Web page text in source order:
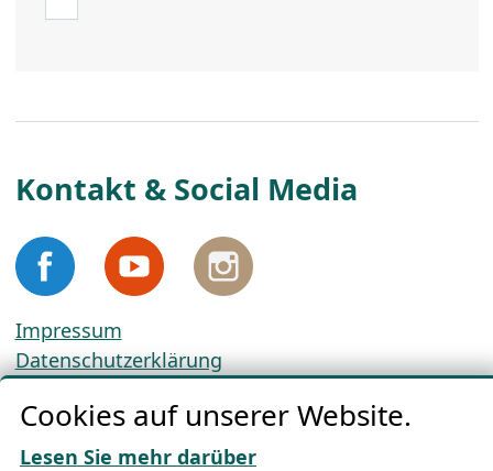
Kontakt & Social Media
Impressum
Datenschutzerklärung
AGBs
Download „Nordic Tango“
Cookies auf unserer Website.
Lesen Sie mehr darüber